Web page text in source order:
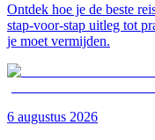
Ontdek hoe je de beste
stap-voor-stap uitleg tot
je moet vermijden.
6 augustus 2026